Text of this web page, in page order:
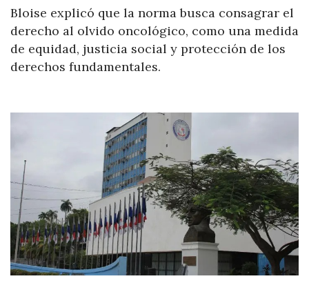
Bloise explicó que la norma busca consagrar el
derecho al olvido oncológico, como una medida
de equidad, justicia social y protección de los
derechos fundamentales.